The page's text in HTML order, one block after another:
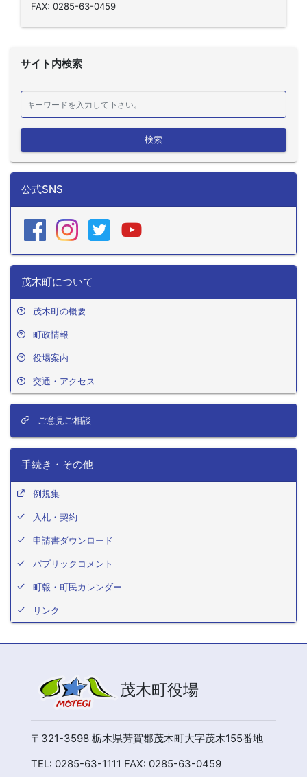
FAX: 0285-63-0459
サイト内検索
検索
公式SNS
茂木町について
茂木町の概要
町政情報
役場案内
交通・アクセス
ご意見ご相談
手続き・その他
例規集
入札・契約
申請書ダウンロード
パブリックコメント
町報・町民カレンダー
リンク
茂木町役場
〒321-3598 栃木県芳賀郡茂木町大字茂木155番地
TEL: 0285-63-1111 FAX: 0285-63-0459